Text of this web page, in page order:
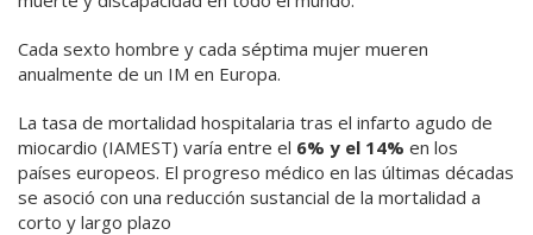
Cada sexto hombre y cada séptima mujer mueren
anualmente de un IM en Europa.
La tasa de mortalidad hospitalaria tras el infarto agudo de
miocardio (IAMEST) varía entre el 6% y el 14% en los
países europeos. El progreso médico en las últimas décadas
se asoció con una reducción sustancial de la mortalidad a
corto y largo plazo